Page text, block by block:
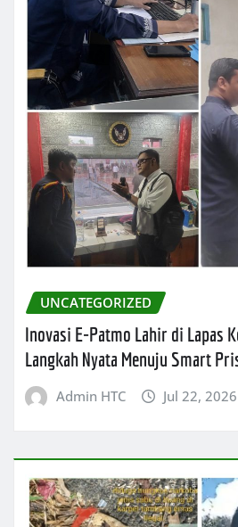
UNCATEGORIZED
Inovasi E-Patmo Lahir di Lapas
Langkah Nyata Menuju Smart
Admin HTC Jul 22, 2026